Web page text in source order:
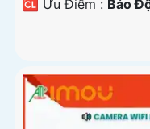
️🆑 Ưu Điểm : Báo